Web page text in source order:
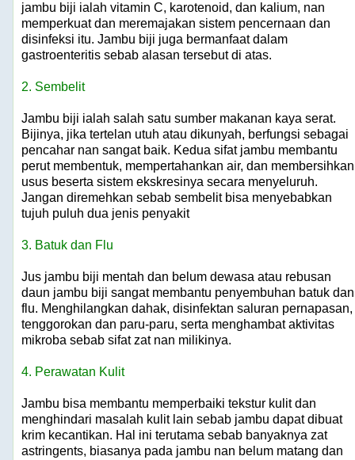
jambu biji ialah vitamin C, karotenoid, dan kalium, nan
memperkuat dan meremajakan sistem pencernaan dan
disinfeksi itu. Jambu biji juga bermanfaat dalam
gastroenteritis sebab alasan tersebut di atas.
2. Sembelit
Jambu biji ialah salah satu sumber makanan kaya serat.
Bijinya, jika tertelan utuh atau dikunyah, berfungsi sebagai
pencahar nan sangat baik. Kedua sifat jambu membantu
perut membentuk, mempertahankan air, dan membersihkan
usus beserta sistem ekskresinya secara menyeluruh.
Jangan diremehkan sebab sembelit bisa menyebabkan
tujuh puluh dua jenis penyakit
3. Batuk dan Flu
Jus jambu biji mentah dan belum dewasa atau rebusan
daun jambu biji sangat membantu penyembuhan batuk dan
flu. Menghilangkan dahak, disinfektan saluran pernapasan,
tenggorokan dan paru-paru, serta menghambat aktivitas
mikroba sebab sifat zat nan milikinya.
4. Perawatan Kulit
Jambu bisa membantu memperbaiki tekstur kulit dan
menghindari masalah kulit lain sebab jambu dapat dibuat
krim kecantikan. Hal ini terutama sebab banyaknya zat
astringents, biasanya pada jambu nan belum matang dan